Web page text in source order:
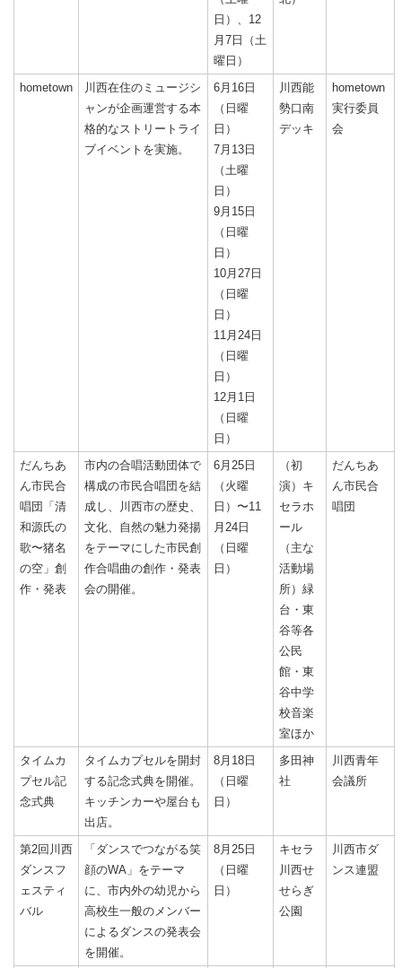
日）、12
月7日（土
曜日）
hometown
川西在住のミュージシ
ャンが企画運営する本
格的なストリートライ
ブイベントを実施。
6月16日
（日曜
日）
7月13日
（土曜
日）
9月15日
（日曜
日）
10月27日
（日曜
日）
11月24日
（日曜
日）
12月1日
（日曜
日）
川西能
勢口南
デッキ
hometown
実行委員
会
だんちあ
ん市民合
唱団「清
和源氏の
歌〜猪名
の空」創
作・発表
市内の合唱活動団体で
構成の市民合唱団を結
成し、川西市の歴史、
文化、自然の魅力発揚
をテーマにした市民創
作合唱曲の創作・発表
会の開催。
6月25日
（火曜
日）〜11
月24日
（日曜
日）
（初
演）キ
セラホ
ール
（主な
活動場
所）緑
台・東
谷等各
公民
館・東
谷中学
校音楽
室ほか
だんちあ
ん市民合
唱団
タイムカ
プセル記
念式典
タイムカプセルを開封
する記念式典を開催。
キッチンカーや屋台も
出店。
8月18日
（日曜
日）
多田神
社
川西青年
会議所
第2回川西
ダンスフ
ェスティ
バル
「ダンスでつながる笑
顔のWA」をテーマ
に、市内外の幼児から
高校生一般のメンバー
によるダンスの発表会
を開催。
8月25日
（日曜
日）
キセラ
川西せ
せらぎ
公園
川西市ダ
ンス連盟